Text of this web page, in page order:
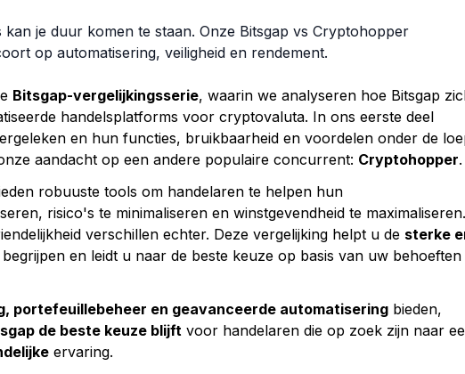
je duur komen te staan. Onze Bitsgap vs Cryptohopper
op automatisering, veiligheid en rendement.
Bitsgap-vergelijkingsserie, waarin we analyseren hoe Bitsgap
handelsplatforms voor cryptovaluta. In ons eerste deel
en hun functies, bruikbaarheid en voordelen onder de
aandacht op een andere populaire concurrent: Cryptohopper.
robuuste tools om handelaren te helpen hun
risico's te minimaliseren en winstgevendheid te maximaliseren.
verschillen echter. Deze vergelijking helpt u de sterke
en leidt u naar de beste keuze op basis van uw behoeften
portefeuillebeheer en geavanceerde automatisering bieden,
de beste keuze blijft voor handelaren die op zoek zijn naar
ervaring.